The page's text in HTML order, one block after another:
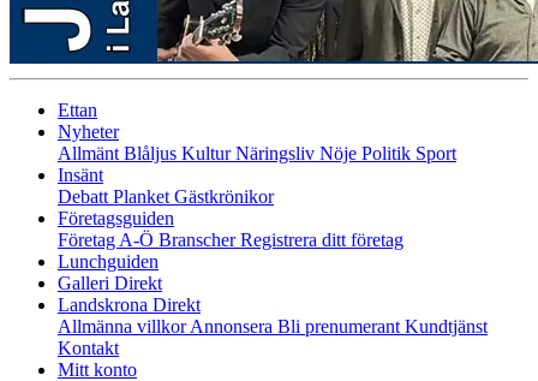
Ettan
Nyheter
Allmänt Blåljus KulturNäringsliv Nöje Politik Sport
Insänt
Debatt Planket Gästkrönikor
Företagsguiden
Företag A-Ö BranscherRegistrera ditt företag
Lunchguiden
Galleri Direkt
Landskrona Direkt
Allmänna villkorAnnonsera Bli prenumerant Kundtjänst
Kontakt
Mitt konto